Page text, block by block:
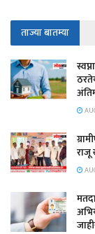
ताज्या बातम्या
राजू